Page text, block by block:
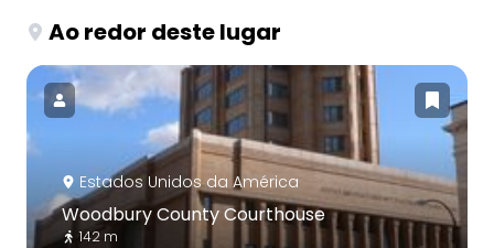
Ao redor deste lugar
Estados Unidos da América
Woodbury County Courthouse
142 m